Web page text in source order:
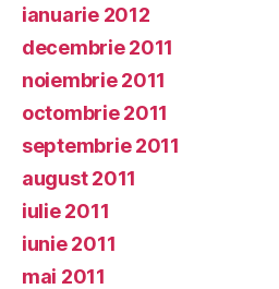
ianuarie 2012
decembrie 2011
noiembrie 2011
octombrie 2011
septembrie 2011
august 2011
iulie 2011
iunie 2011
mai 2011